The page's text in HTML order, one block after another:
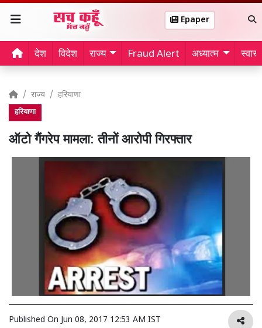
Epaper
देश विदेश राज्य Fraud Alert अध्यात्म
राज्य हरियाणा
हरियाणा
ऑटो गैंगरेप मामला: तीनों आरोपी गिरफ्तार
Published On Jun 08, 2017 12:53 AM IST